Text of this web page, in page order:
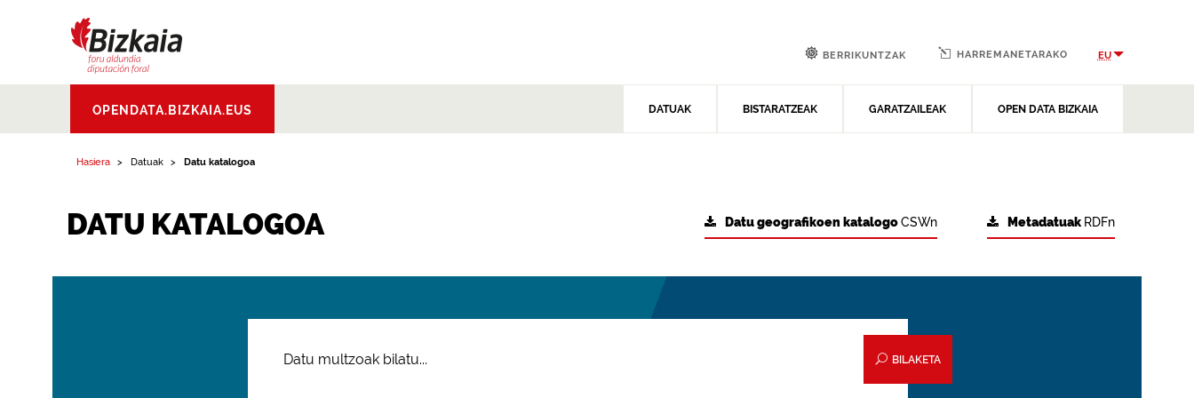
Aldundia.Diputacion
Foral de Bizkaia
OPENDATA.BIZKAIA.EUS DATUAK BISTARATZEAK GARATZAILEAK OPEN DATA BIZKAIA
BERRIKUNTZAK HARREMANETARAKO EU
Hasiera Datuak Datu katalogoa
DATU KATALOGOA Metadatuak RDFn
Datu geografikoen katalogoCSWn
BILAKETA